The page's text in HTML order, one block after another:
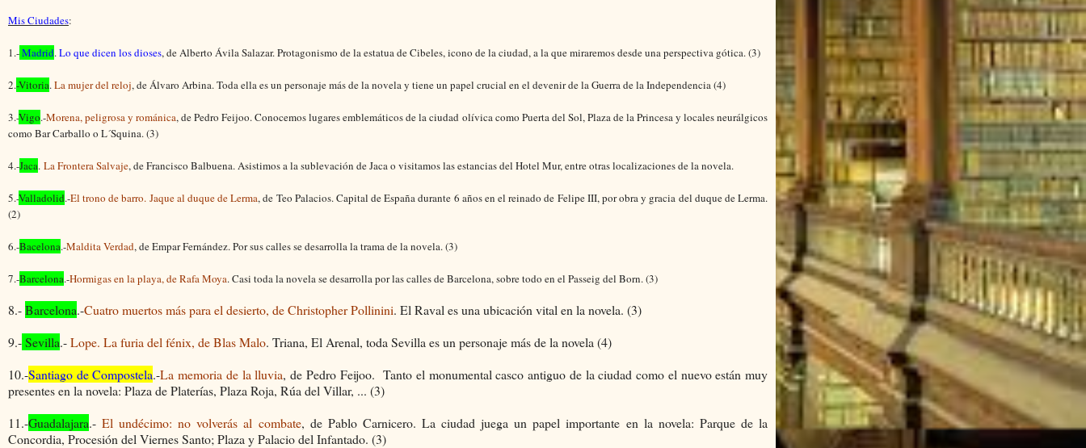
Mis Ciudades:
1.-Madrid.Lo que dicen los dioses, de Alberto Ávila Salazar. Protagonismo de la estatua de Cibeles, icono de la ciudad, a la que miraremos desde una perspectiva gótica. (3)
2.-Vitoria.La mujer del reloj, de Álvaro Arbina. Toda ella es un personaje más de la novela y tiene un papel crucial en el devenir de la Guerra de la Independencia (4)
3.-Vigo.-Morena, peligrosa y románica, de Pedro Feijoo. Conocemos lugares emblemáticos de la ciudad olívica como Puerta del Sol, Plaza de la Princesa y locales neurálgicos
como Bar Carballo o L´Squina. (3)
4.-Jaca. La Frontera Salvaje, de Francisco Balbuena. Asistimos a la sublevación de Jaca o visitamos las estancias del Hotel Mur, entre otras localizaciones de la novela.
5.-Valladolid.-El trono de barro. Jaque al duque de Lerma, de Teo Palacios. Capital de España durante 6 años en el reinado de Felipe III, por obra y gracia del duque de Lerma.
(2)
6.-Bacelona.-Maldita Verdad, de Empar Fernández. Por sus calles se desarrolla la trama de la novela. (3)
7.-Barcelona.-Hormigas en la playa, de Rafa Moya. Casi toda la novela se desarrolla por las calles de Barcelona, sobre todo en el Passeig del Born. (3)
8.-Barcelona.-Cuatro muertos más para el desierto, de Christopher Pollinini. El Raval es una ubicación vital en la novela. (3)
9.-Sevilla.-Lope. La furia del fénix, de Blas Malo. Triana, El Arenal, toda Sevilla es un personaje más de la novela (4)
10.-Santiago de Compostela.-La memoria de la lluvia, de Pedro Feijoo. Tanto el monumental casco antiguo de la ciudad como el nuevo están muy
presentes en la novela: Plaza de Platerías, Plaza Roja, Rúa del Villar, ... (3)
11.-Guadalajara.-El undécimo: no volverás al combate, de Pablo Carnicero. La ciudad juega un papel importante en la novela: Parque de la
Concordia, Procesión del Viernes Santo; Plaza y Palacio del Infantado. (3)